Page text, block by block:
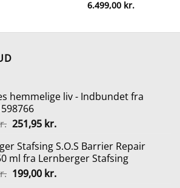
6.499,00 kr.
hemmelige liv - Indbundet fra
Den
pris
var:
279,95 kr..
251,95 kr.Den
pris
er:
251,95 kr..
Stafsing S.O.S Barrier Repair
ml fra Lernberger Stafsing
Den
199,00 kr.Den